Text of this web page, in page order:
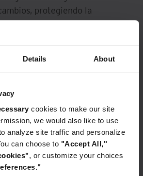
Details About
cookies to make our site
we would also like to use
analyze site traffic and personalize
can choose to "Accept All,"
, or customize your choices
protegiendo la
mismo tiempo, identificando
de colaboración. La base
puede (y lo hará) ayudarte a
occurred:(0 , l9.useId)
a function.
destacados
El puente
hacia lo
Document